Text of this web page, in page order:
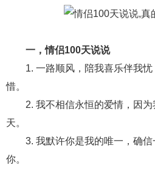
不和 金牛座男生
变心 感人 伤感
一，情侣100天说说
1. 一路顺风，陪我喜乐伴我忧
惜。
2. 我不相信永恒的爱情，因为
天。
3. 我默许你是我的唯一，确信
你。